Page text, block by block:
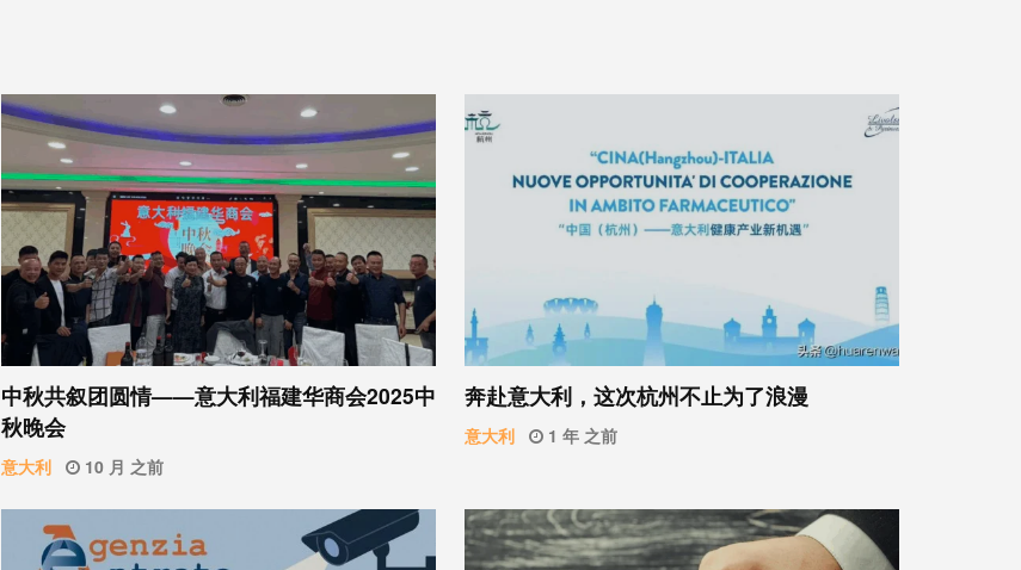
中秋共叙团圆情——意大利福建华商会2025中
秋晚会
意大利 10 月 之前
奔赴意大利，这次杭州不止为了浪漫
意大利 1 年 之前